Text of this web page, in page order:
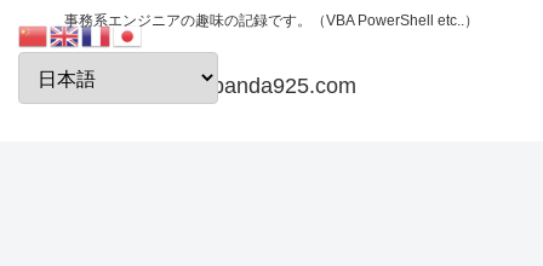
事務系エンジニアの趣味の記録です。（VBA PowerShell etc..）
papanda925.com